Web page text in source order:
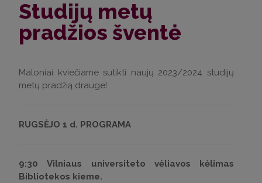
Studijų metų
pradžios šventė
Maloniai kviečiame sutikti naujų 2023/2024 studijų
metų pradžią drauge!
RUGSĖJO 1 d. PROGRAMA
9:30 Vilniaus universiteto vėliavos kėlimas
Bibliotekos kieme.